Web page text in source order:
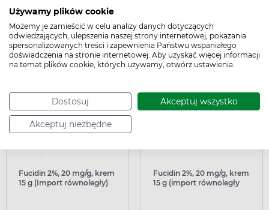
Używamy plików cookie
Możemy je zamieścić w celu analizy danych dotyczących
odwiedzających, ulepszenia naszej strony internetowej, pokazania
spersonalizowanych treści i zapewnienia Państwu wspaniałego
doświadczenia na stronie internetowej. Aby uzyskać więcej informacji
na temat plików cookie, których używamy, otwórz ustawienia.
Dostosuj Akceptuj wszystko
Akceptuj niezbędne
25,99 zł
Dodaj do koszykaDodaj do koszyka Taconal, 20 mg/g, 8 g, maść
Podana cena jest ceną maksymalną.Dowiedz się
więcej
Powiadom o dostępności
Produkt
Fucidin 2%, 20 mg/g, krem
15 g (Import równoległy)
Fucidin 2%, 20 mg/g, krem
15 g (import równoległy